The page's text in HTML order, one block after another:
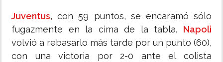
Juventus, con 59 puntos, se encaramó sólo
fugazmente en la cima de la tabla. Napoli
volvió a rebasarlo más tarde por un punto (60),
con una victoria por 2-0 ante el colista